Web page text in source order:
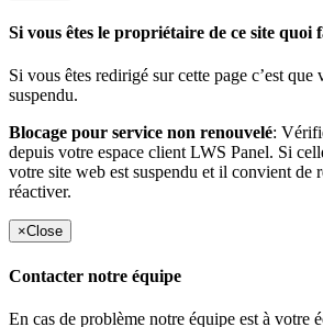
Si vous êtes le propriétaire de ce site quoi
Si vous êtes redirigé sur cette page c’est que
suspendu.
Blocage pour service non renouvelé:
depuis votre espace client LWS Panel. Si
votre site web est suspendu et il convient de
réactiver.
×Close
Contacter notre équipe
En cas de problème notre équipe est à votre